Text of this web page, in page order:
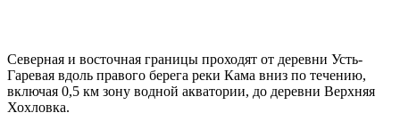
Северная и восточная границы проходят от деревни Усть-
Гаревая вдоль правого берега реки Кама вниз по течению,
включая 0,5 км зону водной акватории, до деревни Верхняя
Хохловка.